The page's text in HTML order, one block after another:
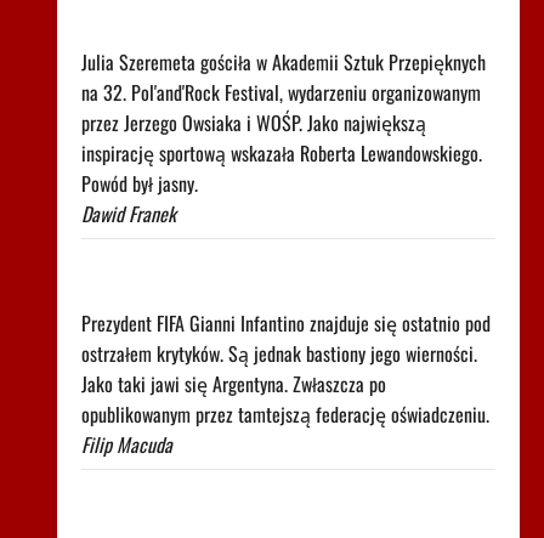
Julia Szeremeta gościła w Akademii Sztuk Przepięknych
na 32. Pol'and'Rock Festival, wydarzeniu organizowanym
przez Jerzego Owsiaka i WOŚP. Jako największą
inspirację sportową wskazała Roberta Lewandowskiego.
Powód był jasny.
Dawid Franek
Prezydent FIFA Gianni Infantino znajduje się ostatnio pod
ostrzałem krytyków. Są jednak bastiony jego wierności.
Jako taki jawi się Argentyna. Zwłaszcza po
opublikowanym przez tamtejszą federację oświadczeniu.
Filip Macuda